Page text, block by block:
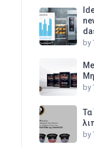
by
by
Τα
by